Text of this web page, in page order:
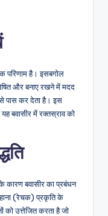
परिणाम है। इसबगोल
और बनाए रखने में मदद
पास कर देता है। इस
बवासीर में रक्तस्राव को
बवासीर का प्रबंधन
(रेचक) प्रकृति के
उत्तेजित करता है जो